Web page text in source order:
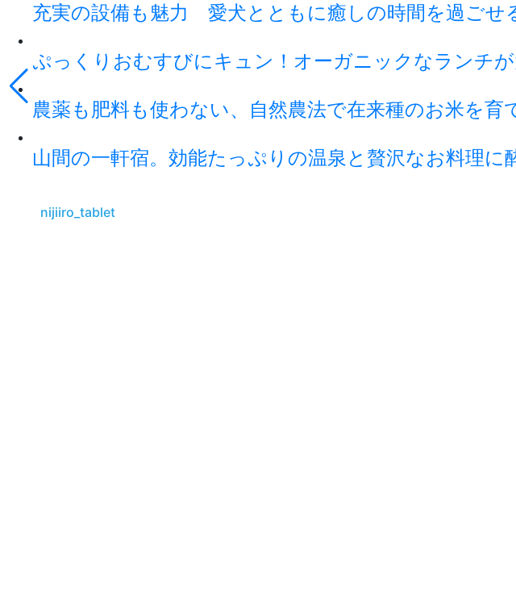
充実の設備も魅力 愛犬とともに癒しの時間を過ごせ
ぷっくりおむすびにキュン！オーガニックなランチ
農薬も肥料も使わない、自然農法で在来種のお米を育
山間の一軒宿。効能たっぷりの温泉と贅沢なお料理に
nijiiro_tablet